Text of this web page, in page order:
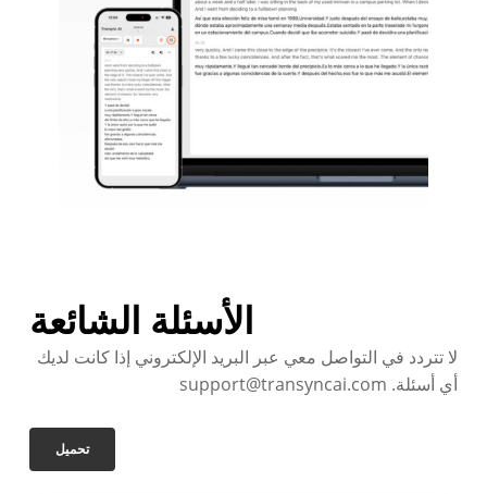
الأسئلة الشائعة
لا تتردد في التواصل معي عبر البريد الإلكتروني إذا كانت لديك
أي أسئلة. support@transyncai.com
تحميل